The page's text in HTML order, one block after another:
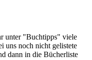
unter "Buchtipps" viele
uns noch nicht gelistete
dann in die Bücherliste